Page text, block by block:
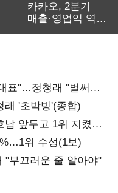
카카오, 2분기
매출·영업익 역대
표"…정청래 "벌써
래 '초박빙'(종합)
앞두고 1위 지켰다
위 수성(1보)
부끄러운 줄 알아야"